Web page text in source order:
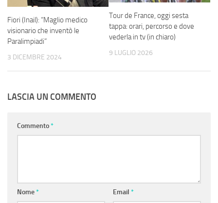
Fiori (Inail): “Maglio medico
visionario che inventò le
Paralimpiadi”
3 DICEMBRE 2024
Tour de France, oggi sesta
tappa: orari, percorso e dove
vederla in tv (in chiaro)
9 LUGLIO 2026
LASCIA UN COMMENTO
Commento*
Nome* Email *